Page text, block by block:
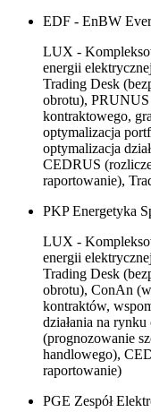
EDF - EnBW
LUX -
energii
Trading Desk
obrotu), PRUNUS
kontraktowego,
optymalizacja
optymalizacja
CEDRUS
raportowanie),
PKP Energetyka
LUX -
energii
Trading Desk
obrotu), ConAn
kontraktów,
działania na
(prognozowanie
handlowego),
raportowanie)
PGE Zespół